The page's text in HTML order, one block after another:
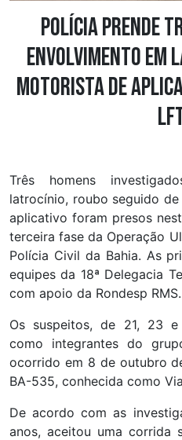
Polícia prende
envolvimento
motorista de
Três homens
latrocínio, roubo seguido
aplicativo foram presos
terceira fase da Operação
Polícia Civil da Bahia. As
equipes da 18ª Delegacia
com apoio da Rondesp RMS.
Os suspeitos, de 21, 23
como integrantes do
ocorrido em 8 de outubro
BA-535, conhecida como
De acordo com as
anos, aceitou uma corrida